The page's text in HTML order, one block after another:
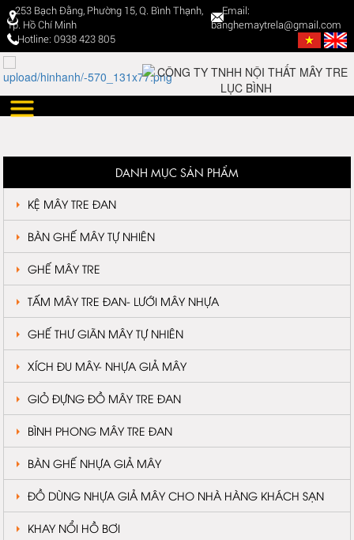
253 Bạch Đằng, Phường 15, Q. Bình Thạnh,
Tp. Hồ Chí Minh
Email:
banghemaytrela@gmail.com
Hotline: 0938 423 805
DANH MỤC SẢN PHẨM
KỆ MÂY TRE ĐAN
BÀN GHẾ MÂY TỰ NHIÊN
GHẾ MÂY TRE
TẤM MÂY TRE ĐAN- LƯỚI MÂY NHỰA
GHẾ THƯ GIÃN MÂY TỰ NHIÊN
XÍCH ĐU MÂY- NHỰA GIẢ MÂY
GIỎ ĐỰNG ĐỒ MÂY TRE ĐAN
BÌNH PHONG MÂY TRE ĐAN
BÀN GHẾ NHỰA GIẢ MÂY
ĐỒ DÙNG NHỰA GIẢ MÂY CHO NHÀ HÀNG KHÁCH SẠN
KHAY NỔI HỒ BƠI